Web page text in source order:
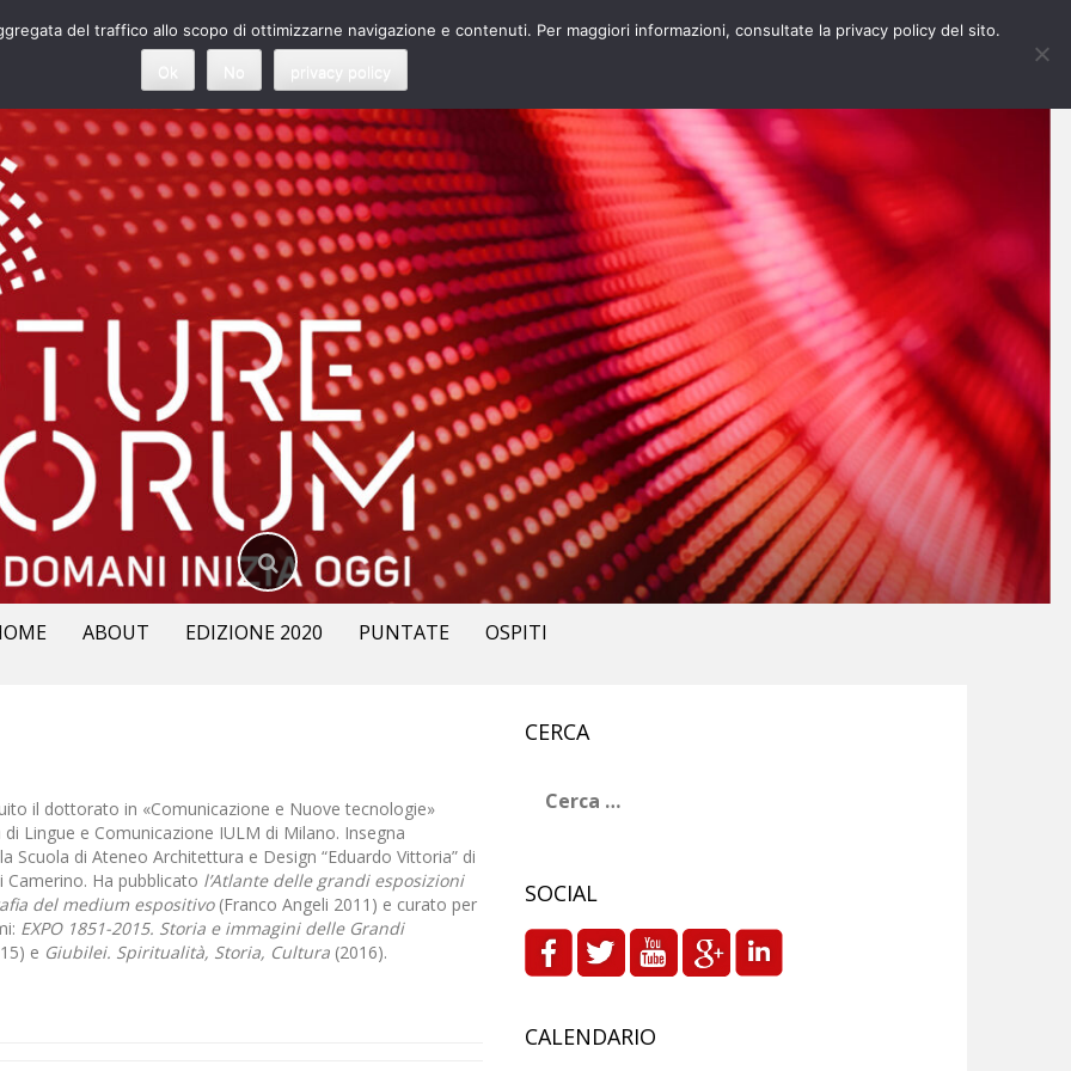
ABOUT EDIZIONE 2020 PUNTATE OSPITI
il dottorato in «Comunicazione e Nuove tecnologie»
Lingue e Comunicazione IULM di Milano. Insegna
Scuola di Ateneo Architettura e Design “Eduardo Vittoria” di
Camerino. Ha pubblicato l’Atlante delle grandi esposizioni
del medium espositivo (Franco Angeli 2011) e curato per
EXPO 1851-2015. Storia e immagini delle Grandi
e Giubilei. Spiritualità, Storia, Cultura (2016).
CERCA
per:
SOCIAL
CALENDARIO
del traffico allo scopo di ottimizzarne navigazione e contenuti. Per maggiori informazioni, consultate la privacy policy del sito.